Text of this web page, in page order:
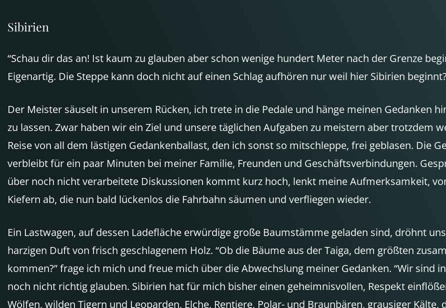
Sibirien
“Schau dir das an! Ist kaum zu glauben aber schon wenige hundert Meter nach der Grenze
Eigenartig. Die Steppe kann doch nicht auf einen Schlag aufhören nur weil hier Sibirien
Der Meister säuselt in unserem Rücken, ich trete in die Pedale und hänge meinen Gedanken
zu lassen. Zwar haben wir ein Ziel und unsere täglichen Aufgaben zu meistern aber trotzdem
Reise von all dem lästigen Gedankenballast, den ich sonst so mitschleppe, frei geblasen. Die
verbleibt für ein paar Minuten bei meiner Familie, Freunden und Geschäftsverbindungen.
über noch nicht verarbeitete Diskussionen kommt kurz hoch, lenkt meine Aufmerksamkeit,
Kiefern ab, die nun bald lückenlos die Fahrbahn säumen und verfliegen wieder.
Ein Lastwagen, auf dessen Ladefläche erwürdige große Baumstämme geladen sind, dröhnt
harzigen Duft von frisch geschlagenem Holz. “Ob die Bäume aus der Taiga, dem größten
kommen?” frage ich mich und freue mich über die Abwechslung meiner Gedanken. “Wir sind
noch nicht richtig glauben. Sibirien hat für mich bisher einen geheimnisvollen, Respekt
Wölfen, wilden Tigern und Leoparden, Elche, Rentiere, Polar- und Braunbären, grausiger